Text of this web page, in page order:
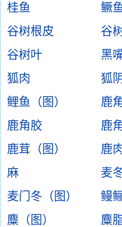
桂鱼
鳜
谷树根皮
谷
谷树叶
黑
狐肉
狐
鲤鱼（图）
鹿
鹿角胶
鹿
鹿茸（图）
鹿
麻
麦
麦门冬（图）
鳗
麋（图）
麋